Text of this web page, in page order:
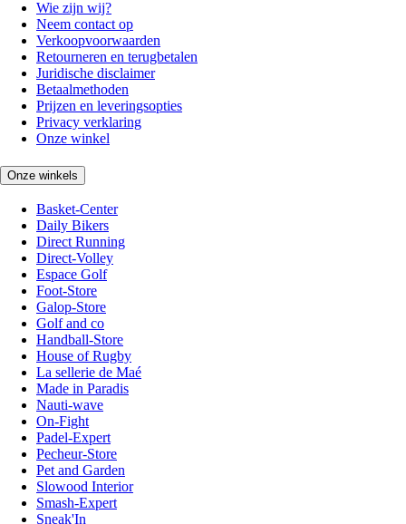
Wie zijn wij?
Neem contact op
Verkoopvoorwaarden
Retourneren en terugbetalen
Juridische disclaimer
Betaalmethoden
Prijzen en leveringsopties
Privacy verklaring
Onze winkel
Onze winkels
Basket-Center
Daily Bikers
Direct Running
Direct-Volley
Espace Golf
Foot-Store
Galop-Store
Golf and co
Handball-Store
House of Rugby
La sellerie de Maé
Made in Paradis
Nauti-wave
On-Fight
Padel-Expert
Pecheur-Store
Pet and Garden
Slowood Interior
Smash-Expert
Sneak'In